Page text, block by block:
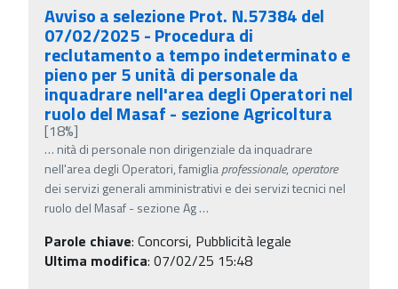
Avviso a selezione Prot. N.57384 del
07/02/2025 - Procedura di
reclutamento a tempo indeterminato e
pieno per 5 unità di personale da
inquadrare nell'area degli Operatori nel
ruolo del Masaf - sezione Agricoltura
[18%]
… nità di personale non dirigenziale da inquadrare
nell'area degli Operatori, famigliaprofessionale, operatore
dei servizi generali amministrativi e dei servizi tecnici nel
ruolo del Masaf - sezione Ag…
Parole chiave: Concorsi, Pubblicità legale
Ultima modifica: 07/02/25 15:48